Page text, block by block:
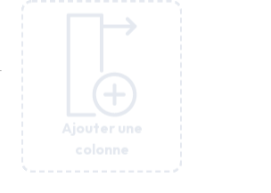
Ajouter une
colonne
Ajouter une
colonne
Ajouter une
colonne
Ajouter une
colonne
Ajouter une
colonne
Ajouter une
colonne
Ajouter une
colonne
Ajouter une
colonne
Ajouter une
colonne
Ajouter une
colonne